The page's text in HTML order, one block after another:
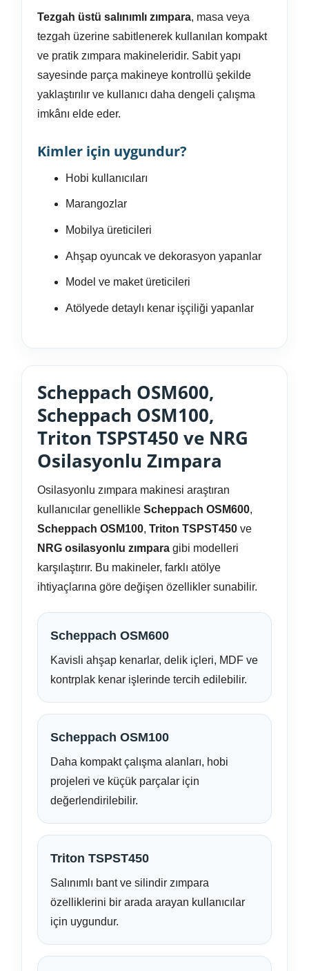
Tezgah üstü salınımlı zımpara, masa veya
tezgah üzerine sabitlenerek kullanılan kompakt
ve pratik zımpara makineleridir. Sabit yapı
sayesinde parça makineye kontrollü şekilde
yaklaştırılır ve kullanıcı daha dengeli çalışma
imkânı elde eder.
Kimler için uygundur?
Hobi kullanıcıları
Marangozlar
Mobilya üreticileri
Ahşap oyuncak ve dekorasyon yapanlar
Model ve maket üreticileri
Atölyede detaylı kenar işçiliği yapanlar
Scheppach OSM600,
Scheppach OSM100,
Triton TSPST450 ve NRG
Osilasyonlu Zımpara
Osilasyonlu zımpara makinesi araştıran
kullanıcılar genellikle Scheppach OSM600,
Scheppach OSM100, Triton TSPST450 ve
NRG osilasyonlu zımpara gibi modelleri
karşılaştırır. Bu makineler, farklı atölye
ihtiyaçlarına göre değişen özellikler sunabilir.
Scheppach OSM600
Kavisli ahşap kenarlar, delik içleri, MDF ve
kontrplak kenar işlerinde tercih edilebilir.
Scheppach OSM100
Daha kompakt çalışma alanları, hobi
projeleri ve küçük parçalar için
değerlendirilebilir.
Triton TSPST450
Salınımlı bant ve silindir zımpara
özelliklerini bir arada arayan kullanıcılar
için uygundur.